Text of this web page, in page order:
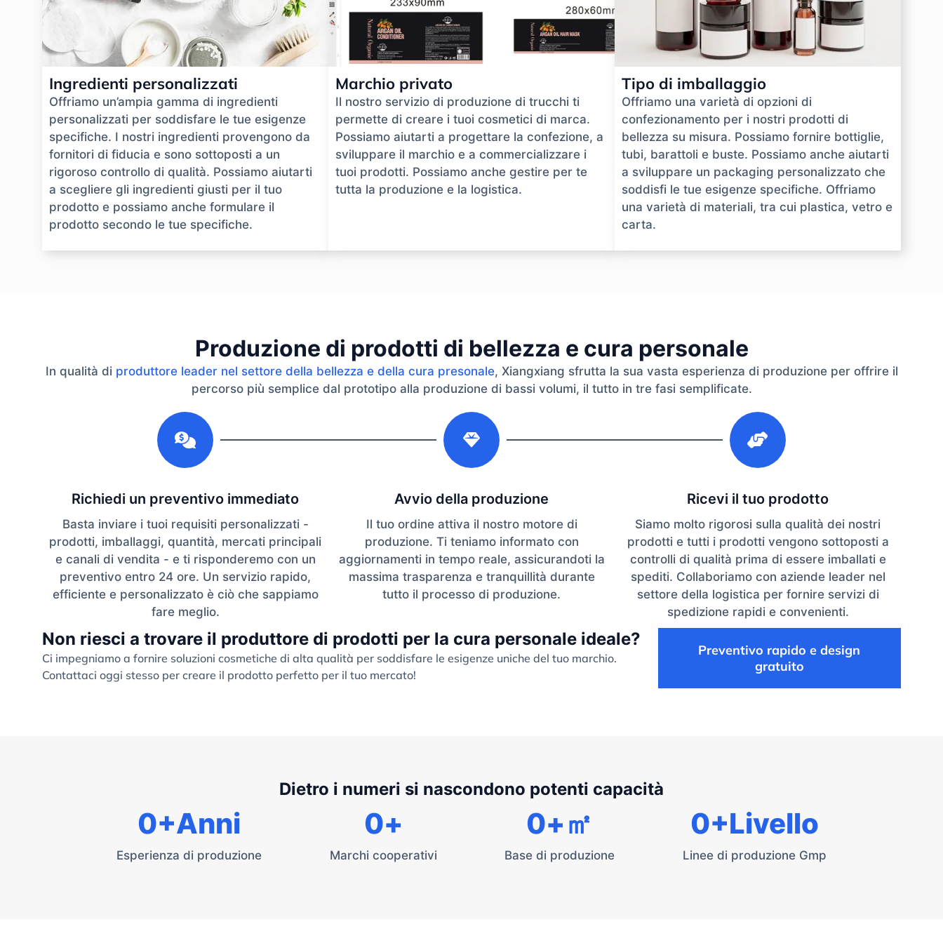
Ingredienti personalizzati
Offriamo un’ampia gamma di ingredienti
personalizzati per soddisfare le tue esigenze
specifiche. I nostri ingredienti provengono da
fornitori di fiducia e sono sottoposti a un
rigoroso controllo di qualità. Possiamo aiutarti
a scegliere gli ingredienti giusti per il tuo
prodotto e possiamo anche formulare il
prodotto secondo le tue specifiche.
Marchio privato
Il nostro servizio di produzione di trucchi ti
permette di creare i tuoi cosmetici di marca.
Possiamo aiutarti a progettare la confezione, a
sviluppare il marchio e a commercializzare i
tuoi prodotti. Possiamo anche gestire per te
tutta la produzione e la logistica.
Tipo di imballaggio
Offriamo una varietà di opzioni di
confezionamento per i nostri prodotti di
bellezza su misura. Possiamo fornire bottiglie,
tubi, barattoli e buste. Possiamo anche aiutarti
a sviluppare un packaging personalizzato che
soddisfi le tue esigenze specifiche. Offriamo
una varietà di materiali, tra cui plastica, vetro e
carta.
Produzione di prodotti di bellezza e cura personale
In qualità di produttore leader nel settore della bellezza e della cura presonale, Xiangxiang sfrutta la sua vasta esperienza di produzione per offrire il
percorso più semplice dal prototipo alla produzione di bassi volumi, il tutto in tre fasi semplificate.
Richiedi un preventivo immediato
Basta inviare i tuoi requisiti personalizzati -
prodotti, imballaggi, quantità, mercati principali
e canali di vendita - e ti risponderemo con un
preventivo entro 24 ore. Un servizio rapido,
efficiente e personalizzato è ciò che sappiamo
fare meglio.
Avvio della produzione
Il tuo ordine attiva il nostro motore di
produzione. Ti teniamo informato con
aggiornamenti in tempo reale, assicurandoti la
massima trasparenza e tranquillità durante
tutto il processo di produzione.
Ricevi il tuo prodotto
Siamo molto rigorosi sulla qualità dei nostri
prodotti e tutti i prodotti vengono sottoposti a
controlli di qualità prima di essere imballati e
spediti. Collaboriamo con aziende leader nel
settore della logistica per fornire servizi di
spedizione rapidi e convenienti.
Non riesci a trovare il produttore di prodotti per la cura personale ideale?
Ci impegniamo a fornire soluzioni cosmetiche di alta qualità per soddisfare le esigenze uniche del tuo marchio.
Contattaci oggi stesso per creare il prodotto perfetto per il tuo mercato!
Preventivo rapido e design
gratuito
Dietro i numeri si nascondono potenti capacità
Esperienza di produzione
0+Anni
Marchi cooperativi
0+
Base di produzione
0+㎡
Linee di produzione Gmp
0+Livello